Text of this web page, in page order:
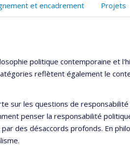
et encadrement Projets
politique contemporaine et
reflètent également le
sur les questions de
penser la responsabilité
des désaccords profonds. En